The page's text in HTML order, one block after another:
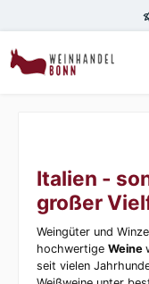
Italien -
großer
Weingüter und
hochwertige Weine
seit vielen